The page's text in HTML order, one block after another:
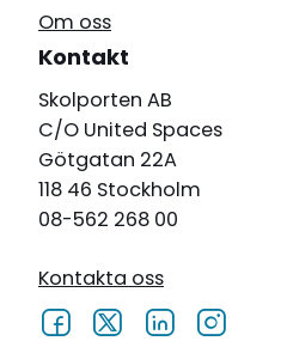
Om oss
Kontakt
Skolporten AB
C/O United Spaces
Götgatan 22A
118 46 Stockholm
08-562 268 00
Kontakta oss